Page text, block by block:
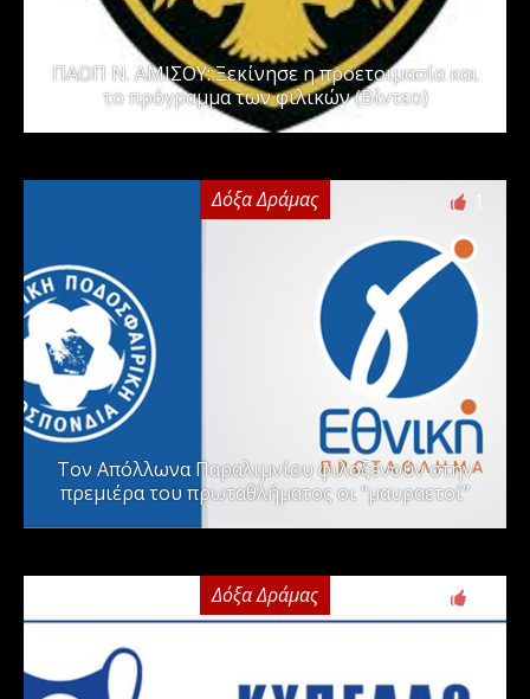
ΠΑΟΠ Ν. ΑΜΙΣΟΥ: Ξεκίνησε η προετοιμασία και
το πρόγραμμα των φιλικών (Βίντεο)
Δόξα Δράμας
Τον Απόλλωνα Παραλιμνίου φιλοξενούν στην
πρεμιέρα του πρωταθλήματος οι “μαυραετοί”
Δόξα Δράμας